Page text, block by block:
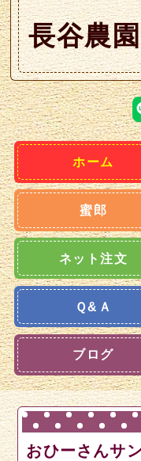
長谷農園
ホーム
蜜郎
ネット注文
Ｑ&Ａ
ブログ
おひーさんサ